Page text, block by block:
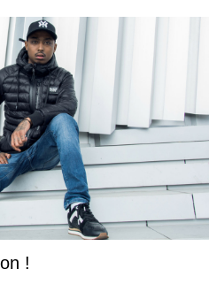
!